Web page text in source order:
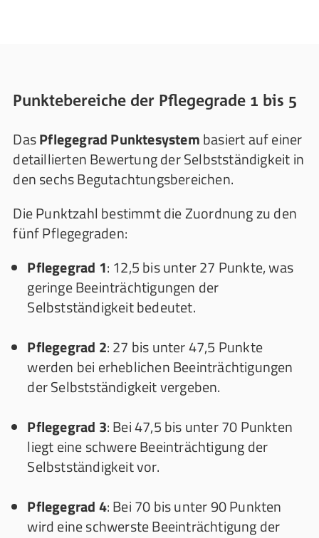
Punktebereiche der Pflegegrade 1 bis 5
DasPflegegrad Punktesystembasiert auf einer
detaillierten Bewertung der Selbstständigkeit in
den sechs Begutachtungsbereichen.
Die Punktzahl bestimmt die Zuordnung zu den
fünf Pflegegraden:
Pflegegrad 1: 12,5 bis unter 27 Punkte, was
geringe Beeinträchtigungen der
Selbstständigkeit bedeutet.
Pflegegrad 2: 27 bis unter 47,5 Punkte
werden bei erheblichen Beeinträchtigungen
der Selbstständigkeit vergeben.
Pflegegrad 3: Bei 47,5 bis unter 70 Punkten
liegt eine schwere Beeinträchtigung der
Selbstständigkeit vor.
Pflegegrad 4: Bei 70 bis unter 90 Punkten
wird eine schwerste Beeinträchtigung der